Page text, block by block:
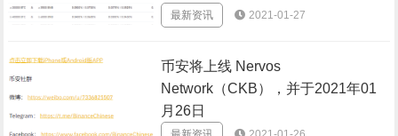
最新资讯 2021-01-27
币安将上线 Nervos
Network（CKB），并于2021年01
月26日